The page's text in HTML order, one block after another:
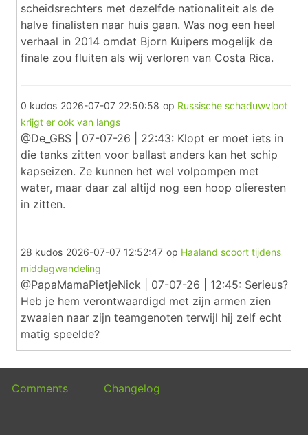
scheidsrechters met dezelfde nationaliteit als de
halve finalisten naar huis gaan. Was nog een heel
verhaal in 2014 omdat Bjorn Kuipers mogelijk de
finale zou fluiten als wij verloren van Costa Rica.
0 kudos 2026-07-07 22:50:58 op Russische schaduwvloot
krijgt er ook van langs
@De_GBS | 07-07-26 | 22:43: Klopt er moet iets in
die tanks zitten voor ballast anders kan het schip
kapseizen. Ze kunnen het wel volpompen met
water, maar daar zal altijd nog een hoop olieresten
in zitten.
28 kudos 2026-07-07 12:52:47 op Haaland scoort tijdens
middagwandeling
@PapaMamaPietjeNick | 07-07-26 | 12:45: Serieus?
Heb je hem verontwaardigd met zijn armen zien
zwaaien naar zijn teamgenoten terwijl hij zelf echt
matig speelde?
Comments Changelog